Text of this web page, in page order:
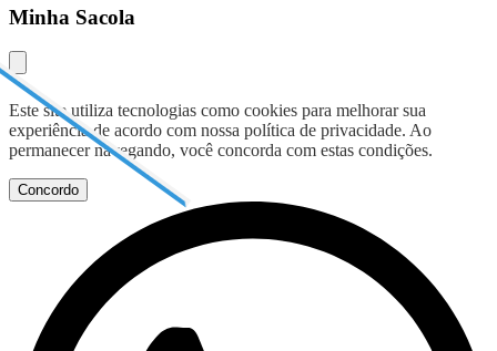
Minha Sacola
Este site utiliza tecnologias como cookies para melhorar sua
experiência de acordo com nossa política de privacidade. Ao
permanecer navegando, você concorda com estas condições.
Concordo